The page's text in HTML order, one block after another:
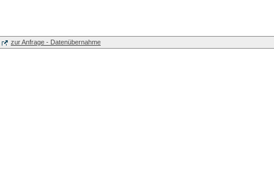
zur Anfrage - Datenübernahme